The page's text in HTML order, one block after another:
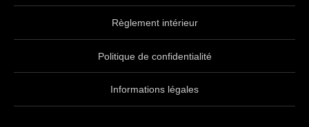
Règlement intérieur
Politique de confidentialité
Informations légales